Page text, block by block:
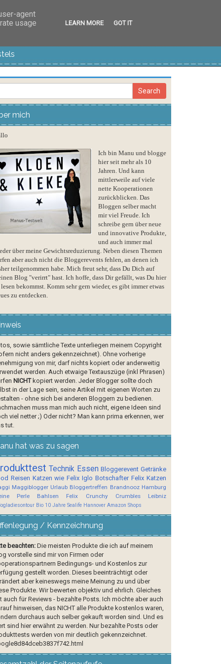
mich
Ich bin Manu und blogge
hier seit mehr als 10
Jahren. Und kann
mittlerweile auf viele
nette Kooperationen
zurückblicken. Das
Bloggen selber macht
mir viel Freude. Ich
schreibe gern über neue
und innovative Produkte,
und auch immer mal
über meine Gewichtsreduzierung. Neben diesen Themen
aber auch nicht die Bloggerevents fehlen, an denen ich
teilgenommen habe. Mich freut sehr, dass Du Dich auf
Blog "verirrt" hast. Ich hoffe, dass Dir gefällt, was Du hier
bekommst. Komm sehr gern wieder, es gibt immer etwas
zu entdecken.
sowie sämtliche Texte unterliegen meinem Copyright
nicht anders gekennzeichnet). Ohne vorherige
von mir, darf nichts kopiert oder anderweitig
werden. Auch etwaige Textauszüge (inkl Phrasen)
NICHTkopiert werden. Jeder Blogger sollte doch
in der Lage sein, seine Artikel mit eigenen Worten zu
- ohne sich bei anderen Bloggern zu bedienen.
muss man mich auch nicht, eigene Ideen sind
viel netter ;) Oder nicht? Man kann prima erkennen, wer
tut.
hat was zu sagen
Technik Essen Bloggerevent Getränke
Reisen Katzen wie Felix Iglo Botschafter Felix Katzen
Maggiblogger Urlaub Bloggertreffen Brandnooz Hamburg
Perle
Bahlsen Felix Crunchy Crumbles Leibniz
Bio 10 Jahre Sealife Hannover Amazon Shops
/ Kennzeichnung
beachten:Die meisten Produkte die ich auf meinem
vorstelle sind mir von Firmen oder
Bedingungs- und Kostenlos zur
gestellt worden. Dieses beeinträchtigt oder
aber keineswegs meine Meinung zu und über
Produkte. Wir bewerten objektiv und ehrlich. Gleiches
auch für Reviews - bezahlte Posts. Ich möchte aber auch
hinweisen, das NICHT alle Produkte kostenlos waren,
durchaus auch selber gekauft worden sind. Und es
sind hier erwähnt zu werden. Nur bezahlte Posts oder
werden von mir deutlich gekennzeichnet.
agent
usage
LEARN MORE GOT IT